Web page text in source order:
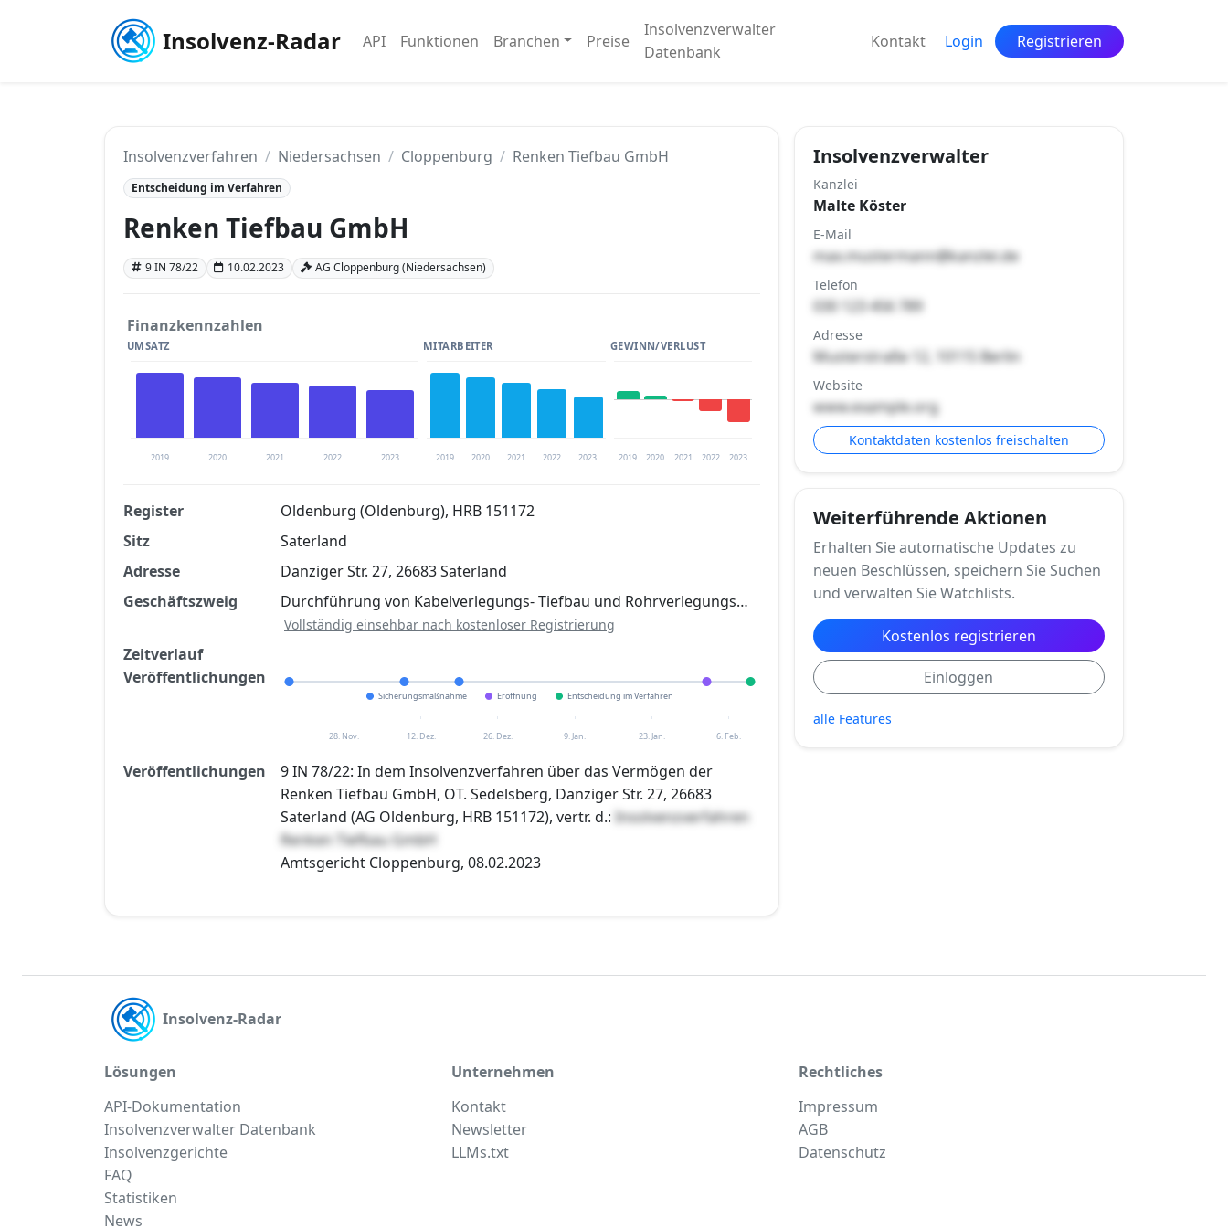
Insolvenz-Radar API Funktionen Branchen Preise
Insolvenzverwalter
Datenbank
Kontakt Login Registrieren
Insolvenzverfahren Niedersachsen Cloppenburg Renken Tiefbau GmbH
Entscheidung im Verfahren
Renken Tiefbau GmbH
9 IN 78/22 10.02.2023 AG Cloppenburg (Niedersachsen)
Finanzkennzahlen
UMSATZ
2019 2020 2021 2022 2023
MITARBEITER
2019 2020 2021 2022 2023
GEWINN/VERLUST
2019 2020 2021 2022 2023
Finanzkennzahlen nach kostenloser Registrierung verfügbar
Jetzt kostenlos registrieren
Register
Oldenburg (Oldenburg), HRB 151172
Sitz
Saterland
Adresse
Danziger Str. 27, 26683 Saterland
Geschäftszweig
Durchführung von Kabelverlegungs- Tiefbau und Rohrverlegungs…
Vollständig einsehbar nach kostenloser Registrierung
Zeitverlauf
Veröffentlichungen
Sicherungsmaßnahme Eröffnung Entscheidung im Verfahren
28. Nov. 12. Dez. 26. Dez. 9. Jan. 23. Jan. 6. Feb.
Veröffentlichungen
9 IN 78/22: In dem Insolvenzverfahren über das Vermögen der
Renken Tiefbau GmbH, OT. Sedelsberg, Danziger Str. 27, 26683
Saterland (AG Oldenburg, HRB 151172), vertr. d.: Insolvenzverfahren
Renken Tiefbau GmbH
Amtsgericht Cloppenburg, 08.02.2023
Insolvenzverwalter
Kanzlei
Malte Köster
E-Mail
max.mustermann@kanzlei.de
Telefon
030 123 456 789
Adresse
Musterstraße 12, 10115 Berlin
Website
www.example.org
Kontaktdaten kostenlos freischalten
Weiterführende Aktionen
Erhalten Sie automatische Updates zu
neuen Beschlüssen, speichern Sie Suchen
und verwalten Sie Watchlists.
Kostenlos registrieren
Einloggen
alle Features
Insolvenz-Radar
Lösungen
API-Dokumentation
Insolvenzverwalter Datenbank
Insolvenzgerichte
FAQ
Statistiken
News
Unternehmen
Kontakt
Newsletter
LLMs.txt
Rechtliches
Impressum
AGB
Datenschutz